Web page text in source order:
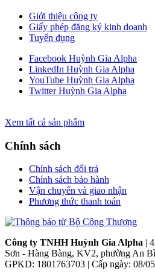
Giới thiệu công ty
Giấy phép đăng ký kinh doanh
Tuyển dụng
Facebook Huỳnh Gia Alpha
LinkedIn Huỳnh Gia Alpha
YouTube Huỳnh Gia Alpha
Twitter Huỳnh Gia Alpha
Xem tất cả sản phẩm
Chính sách
Chính sách đổi trả
Chính sách bảo hành
Vận chuyển và giao nhận
Phương thức thanh toán
Công ty TNHH Huỳnh Gia Alpha |
Sơn - Hàng Bàng, KV2, phường An
GPKD: 1801763703 | Cấp ngày: 08/